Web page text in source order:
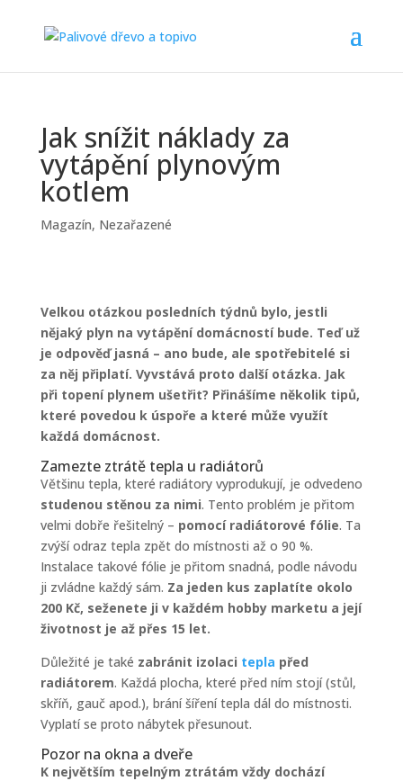
Jak snížit náklady za
vytápění plynovým
kotlem
Magazín, Nezařazené
Velkou otázkou posledních týdnů bylo, jestli
nějaký plyn na vytápění domácností bude. Teď už
je odpověď jasná – ano bude, ale spotřebitelé si
za něj připlatí. Vyvstává proto další otázka. Jak
při topení plynem ušetřit? Přinášíme několik tipů,
které povedou k úspoře a které může využít
každá domácnost.
Zamezte ztrátě tepla u radiátorů
Většinu tepla, které radiátory vyprodukují, je odvedeno
studenou stěnou za nimi. Tento problém je přitom
velmi dobře řešitelný – pomocí radiátorové fólie. Ta
zvýší odraz tepla zpět do místnosti až o 90 %.
Instalace takové fólie je přitom snadná, podle návodu
ji zvládne každý sám. Za jeden kus zaplatíte okolo
200 Kč, seženete ji v každém hobby marketu a její
životnost je až přes 15 let.
Důležité je také zabránit izolaci tepla před
radiátorem. Každá plocha, které před ním stojí (stůl,
skříň, gauč apod.), brání šíření tepla dál do místnosti.
Vyplatí se proto nábytek přesunout.
Pozor na okna a dveře
K největším tepelným ztrátám vždy dochází